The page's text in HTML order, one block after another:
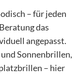
– für jeden
das
angepasst.
Sonnenbrillen,
– hier